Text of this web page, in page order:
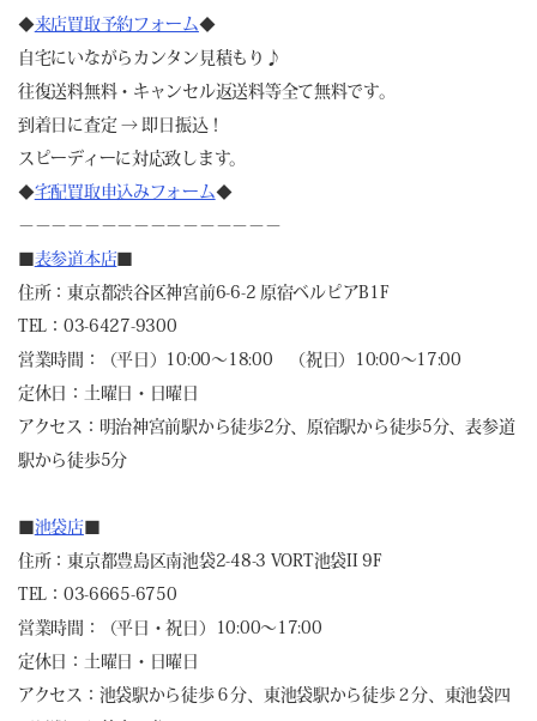
◆来店買取予約フォーム◆
自宅にいながらカンタン見積もり♪
往復送料無料・キャンセル返送料等全て無料です。
到着日に査定 → 即日振込！
スピーディーに対応致します。
◆宅配買取申込みフォーム◆
－－－－－－－－－－－－－－－－
表参道本店
住所：東京都渋谷区神宮前6-6-2 原宿ベルピアB1F
TEL：03-6427-9300
営業時間：（平日）10:00～18:00 （祝日）10:00～17:00
定休日：土曜日・日曜日
アクセス：明治神宮前駅から徒歩2分、原宿駅から徒歩5分、表参道
駅から徒歩5分
池袋店
住所：東京都豊島区南池袋2-48-3 VORT池袋II 9F
TEL：03-6665-6750
営業時間：（平日・祝日）10:00～17:00
定休日：土曜日・日曜日
アクセス：池袋駅から徒歩６分、東池袋駅から徒歩２分、東池袋四